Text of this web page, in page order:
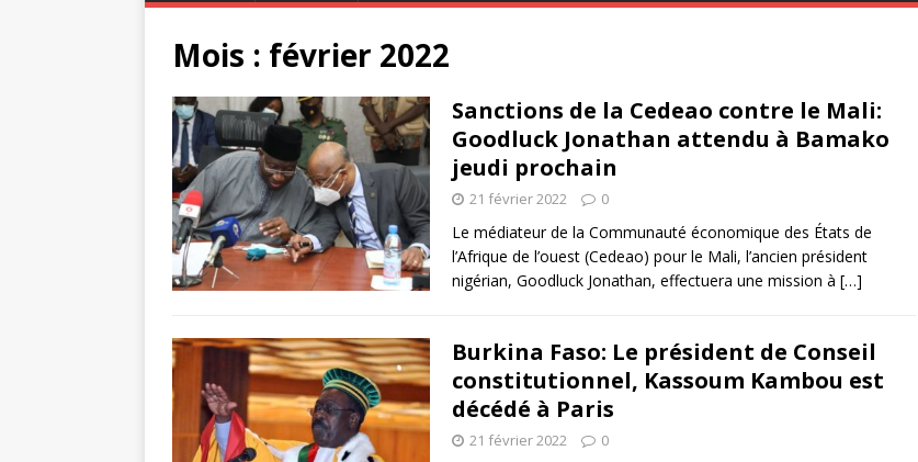
Mois : février 2022
Sanctions de la Cedeao contre le Mali:
Goodluck Jonathan attendu à Bamako
jeudi prochain
21 février 2022 0
Le médiateur de la Communauté économique des États de
l’Afrique de l’ouest (Cedeao) pour le Mali, l’ancien président
nigérian, Goodluck Jonathan, effectuera une mission à […]
Burkina Faso: Le président de Conseil
constitutionnel, Kassoum Kambou est
décédé à Paris
21 février 2022 0